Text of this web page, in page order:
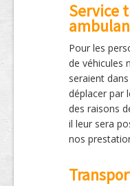
Service
Pour les
de véhicules
seraient
déplacer par
des raisons
il leur sera
nos